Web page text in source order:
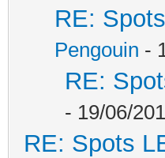
RE:
Pengouin -
RE:
- 19/06/
RE: Spots